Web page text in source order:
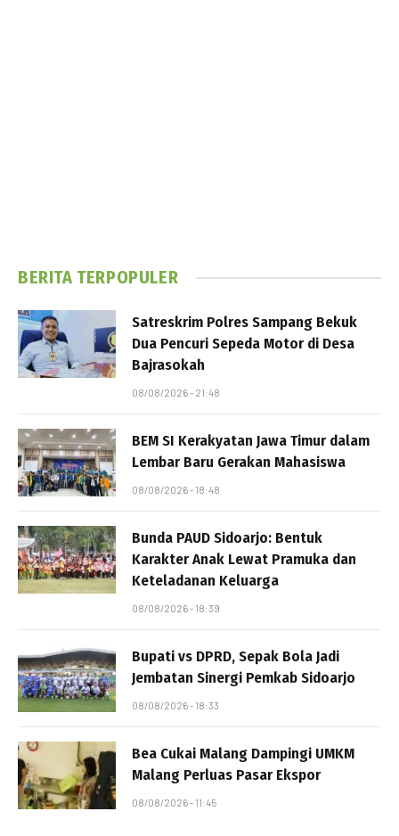
BERITA TERPOPULER
Satreskrim Polres Sampang Bekuk
Dua Pencuri Sepeda Motor di Desa
Bajrasokah
08/08/2026 - 21:48
BEM SI Kerakyatan Jawa Timur dalam
Lembar Baru Gerakan Mahasiswa
08/08/2026 - 18:48
Bunda PAUD Sidoarjo: Bentuk
Karakter Anak Lewat Pramuka dan
Keteladanan Keluarga
08/08/2026 - 18:39
Bupati vs DPRD, Sepak Bola Jadi
Jembatan Sinergi Pemkab Sidoarjo
08/08/2026 - 18:33
Bea Cukai Malang Dampingi UMKM
Malang Perluas Pasar Ekspor
08/08/2026 - 11:45